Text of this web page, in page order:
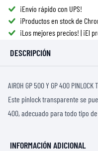
¡Envío rápido con UPS!
¡Productos en stock de
¡Los mejores precios! | ¡El
DESCRIPCIÓN
AIROH GP 500 Y GP 400 PINLOCK
Este pinlock transparente se
400, adecuado para todo tipo de
INFORMACIÓN ADICIONAL